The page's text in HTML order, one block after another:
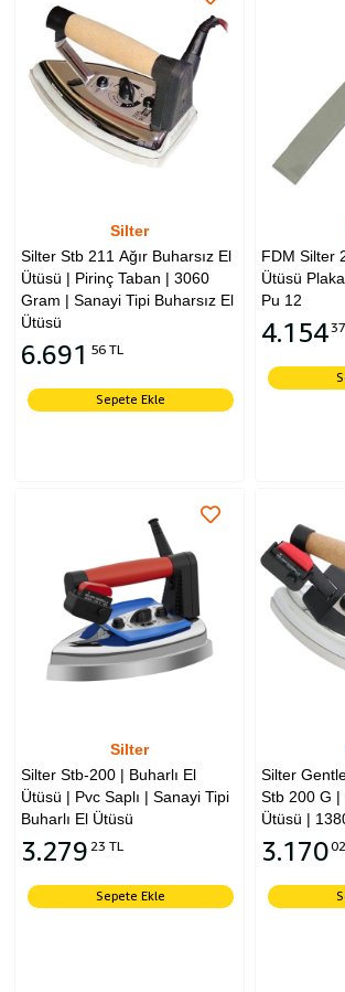
Silter
Silter Stb 211 Ağır Buharsız El
Ütüsü | Pirinç Taban | 3060
Gram | Sanayi Tipi Buharsız El
Ütüsü
6.691 56 TL
Sepete Ekle
FDM Silter
Ütüsü
Pu 12
4.154
Silter
Silter Stb-200 | Buharlı El
Ütüsü | Pvc Saplı | Sanayi Tipi
Buharlı El Ütüsü
3.279 23 TL
Sepete Ekle
Silter
Stb 200 G |
Ütüsü |
3.170